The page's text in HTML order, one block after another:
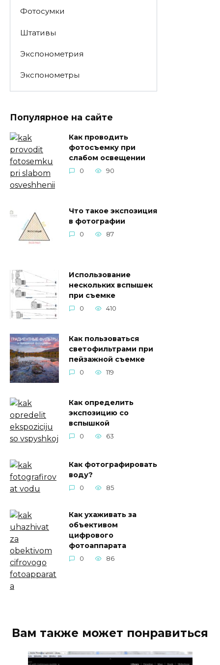
Фотосумки
Штативы
Экспонометрия
Экспонометры
Популярное на сайте
Как проводить
фотосъемку при
слабом освещении
0 90
Что такое экспозиция
в фотографии
0 87
Использование
нескольких вспышек
при съемке
0 410
Как пользоваться
светофильтрами при
пейзажной съемке
0 119
Как определить
экспозицию со
вспышкой
0 63
Как фотографировать
воду?
0 85
Как ухаживать за
объективом
цифрового
фотоаппарата
0 86
Вам также может понравиться